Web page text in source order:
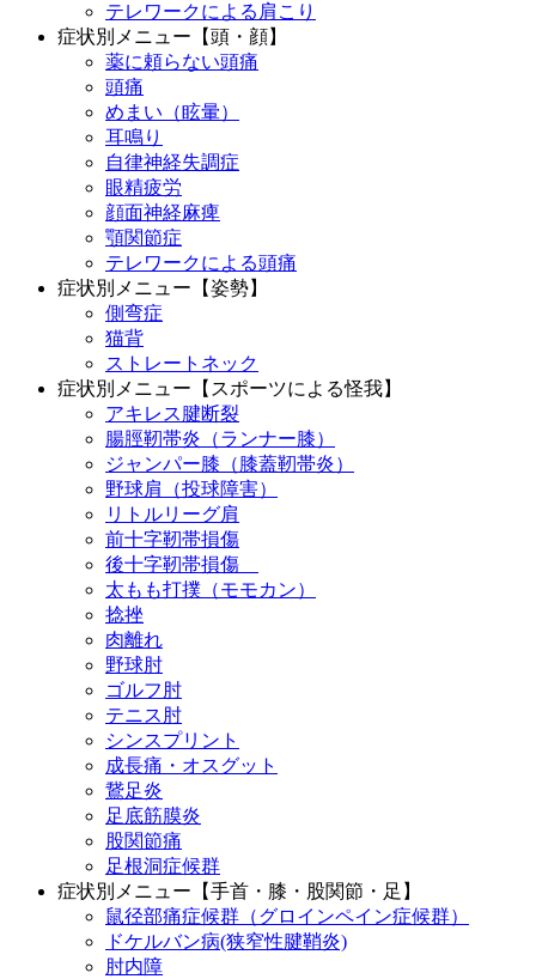
テレワークによる肩こり
症状別メニュー【頭・顔】
薬に頼らない頭痛
頭痛
めまい（眩暈）
耳鳴り
自律神経失調症
眼精疲労
顔面神経麻痺
顎関節症
テレワークによる頭痛
症状別メニュー【姿勢】
側弯症
猫背
ストレートネック
症状別メニュー【スポーツによる怪我】
アキレス腱断裂
腸脛靭帯炎（ランナー膝）
ジャンパー膝（膝蓋靭帯炎）
野球肩（投球障害）
リトルリーグ肩
前十字靭帯損傷
後十字靭帯損傷
太もも打撲（モモカン）
捻挫
肉離れ
野球肘
ゴルフ肘
テニス肘
シンスプリント
成長痛・オスグット
鵞足炎
足底筋膜炎
股関節痛
足根洞症候群
症状別メニュー【手首・膝・股関節・足】
鼠径部痛症候群（グロインペイン症候群）
ドケルバン病(狭窄性腱鞘炎)
肘内障